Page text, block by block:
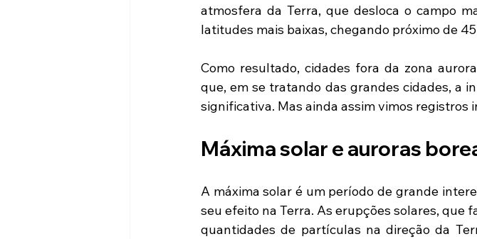
atmosfera da Terra, que desloca o campo
latitudes mais baixas, chegando próximo de
Como resultado, cidades fora da zona
que, em se tratando das grandes cidades, a
significativa. Mas ainda assim vimos registros
Máxima solar e auroras
A máxima solar é um período de grande
seu efeito na Terra. As erupções solares, que
quantidades de partículas na direção da